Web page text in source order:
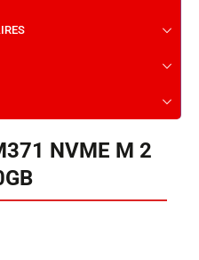
NVME M 2